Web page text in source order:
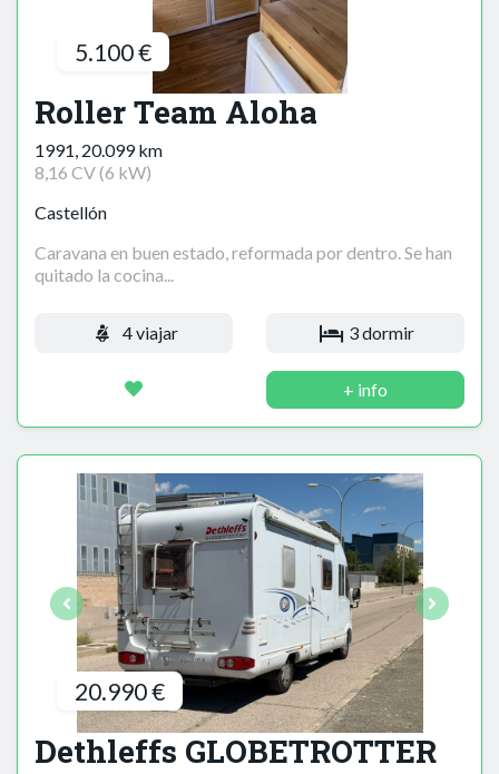
5.100 €
Roller Team Aloha
1991, 20.099 km
8,16 CV (6 kW)
Castellón
Caravana en buen estado, reformada por dentro. Se han
quitado la cocina...
4 viajar 3 dormir
+ info
20.990 €
Dethleffs GLOBETROTTER